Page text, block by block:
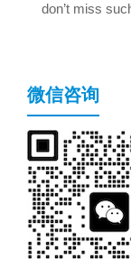
don’t miss
微信咨询